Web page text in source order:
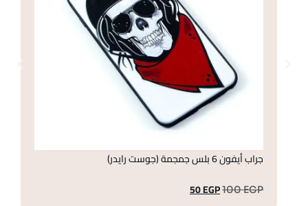
جراب أيفون 6 بلس جمجمة (جوست رايدر)
100EGP
50EGP